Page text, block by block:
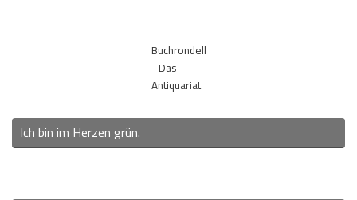
Buchrondell
- Das
Antiquariat
Ich bin im Herzen grün.